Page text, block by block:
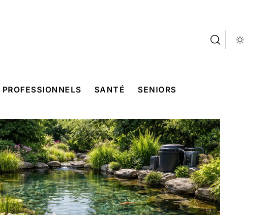
PROFESSIONNELS SANTÉ SENIORS